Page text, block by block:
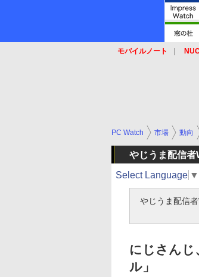
モバイルノート
PC Watch 市場 動向
やじうま配信者
Select Language ▼
やじうま配信
にじさんじ
ル」